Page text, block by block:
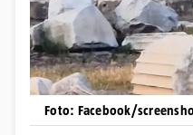
Foto: Facebook/